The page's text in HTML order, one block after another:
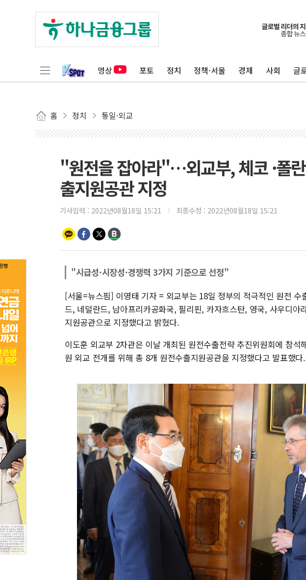
영상 포토 정치 정책·서울 경제 사회 글
홈 정치 통일·외교
"원전을 잡아라"…외교부, 체코 ·폴
출지원공관 지정
기사입력 : 2022년08월18일 15:21 최종수정 : 2022년08월18일 15:21
"시급성·시장성·경쟁력 3가지 기준으로 선정"
[서울=뉴스핌] 이영태 기자 = 외교부는 18일 정부의 적극적인 원전
드, 네덜란드, 남아프리카공화국, 필리핀, 카자흐스탄, 영국, 사우디아
지원공관으로 지정했다고 밝혔다.
이도훈 외교부 2차관은 이날 개최된 원전수출전략 추진위원회에 참석
원 외교 전개를 위해 총 8개 원전수출지원공관을 지정했다고 발표했다.